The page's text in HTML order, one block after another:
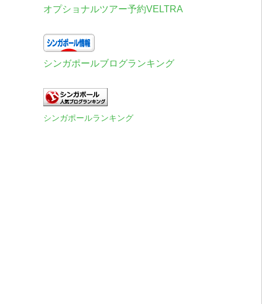
オプショナルツアー予約VELTRA
シンガポールブログランキング
シンガポールランキング